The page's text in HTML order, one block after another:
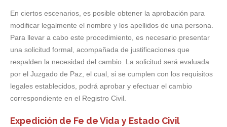
En ciertos escenarios, es posible obtener la aprobación para
modificar legalmente el nombre y los apellidos de una persona.
Para llevar a cabo este procedimiento, es necesario presentar
una solicitud formal, acompañada de justificaciones que
respalden la necesidad del cambio. La solicitud será evaluada
por el Juzgado de Paz, el cual, si se cumplen con los requisitos
legales establecidos, podrá aprobar y efectuar el cambio
correspondiente en el Registro Civil.
Expedición de Fe de Vida y Estado Civil